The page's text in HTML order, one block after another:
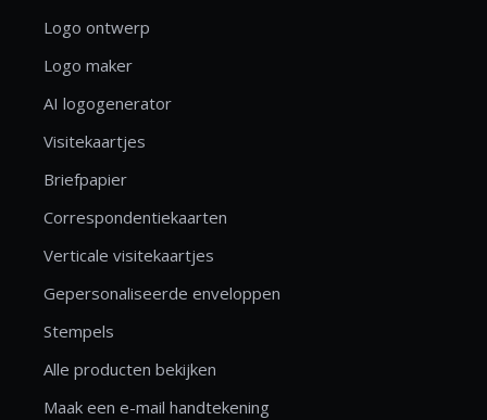
Logo ontwerp
Logo maker
AI logogenerator
Visitekaartjes
Briefpapier
Correspondentiekaarten
Verticale visitekaartjes
Gepersonaliseerde enveloppen
Stempels
Alle producten bekijken
Maak een e-mail handtekening